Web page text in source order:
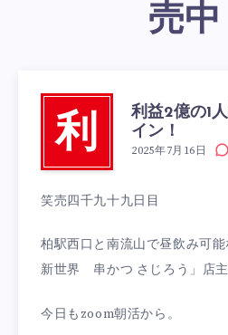
売中
利
利益2億の1
イン！
2025年7月16日
笑売四千九十九日目
柏駅西口と南流山で昼飲み可
新世界 串かつ さじろう」店主
今日もzoom朝活から。